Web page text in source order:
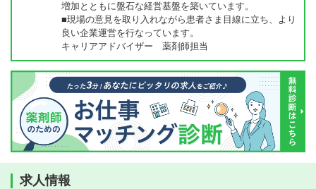
増加とともに盤石な経営基盤を築いています。
■現場の意見を取り入れながら患者さま目線に立ち、より
良い企業運営を行なっています。
キャリアアドバイザー 薬剤師担当
求人情報